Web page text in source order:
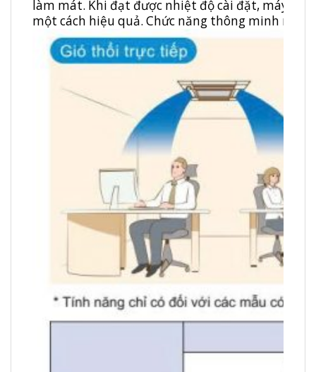
làm mát. Khi đạt được nhiệt độ cài đặt, máy
một cách hiệu quả. Chức năng thông minh này